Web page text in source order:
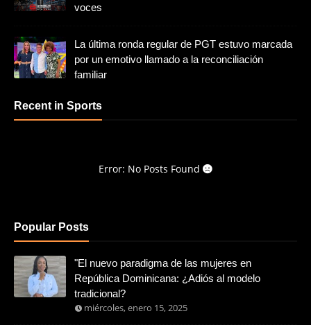
voces
La última ronda regular de PGT estuvo marcada
por un emotivo llamado a la reconciliación
familiar
Recent in Sports
Error: No Posts Found
Popular Posts
"El nuevo paradigma de las mujeres en
República Dominicana: ¿Adiós al modelo
tradicional?
miércoles, enero 15, 2025